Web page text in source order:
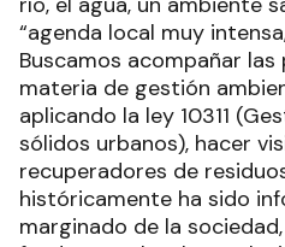
“agenda local muy
Buscamos acompañar
materia de gestión
aplicando la ley 10311
sólidos urbanos), hacer
recuperadores de
históricamente ha sido
marginado de la